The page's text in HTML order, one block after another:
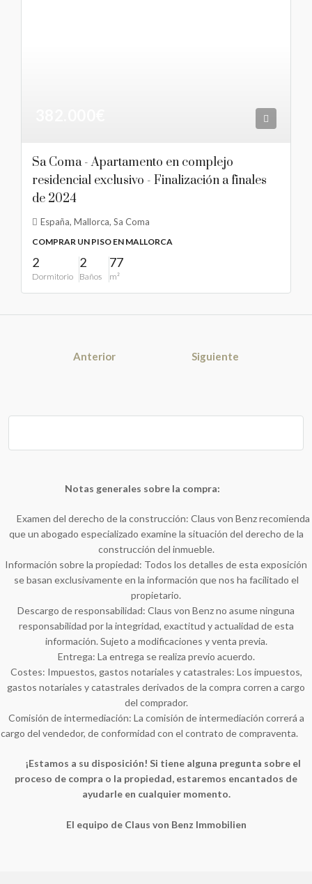
Sa Coma - Apartamento en complejo
residencial exclusivo - Finalización a finales
de 2024
España, Mallorca, Sa Coma
COMPRAR UN PISO EN MALLORCA
2
Dormitorio
2
Baños
77
m²
Anterior Siguiente
Notas generales sobre la compra:
Examen del derecho de la construcción: Claus von Benz recomienda
que un abogado especializado examine la situación del derecho de la
construcción del inmueble.
Información sobre la propiedad: Todos los detalles de esta exposición
se basan exclusivamente en la información que nos ha facilitado el
propietario.
Descargo de responsabilidad: Claus von Benz no asume ninguna
responsabilidad por la integridad, exactitud y actualidad de esta
información. Sujeto a modificaciones y venta previa.
Entrega: La entrega se realiza previo acuerdo.
Costes: Impuestos, gastos notariales y catastrales: Los impuestos,
gastos notariales y catastrales derivados de la compra corren a cargo
del comprador.
Comisión de intermediación: La comisión de intermediación correrá a
cargo del vendedor, de conformidad con el contrato de compraventa.
¡Estamos a su disposición! Si tiene alguna pregunta sobre el
proceso de compra o la propiedad, estaremos encantados de
ayudarle en cualquier momento.
El equipo de Claus von Benz Immobilien